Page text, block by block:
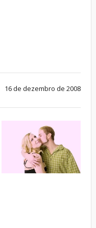
16 de dezembro de 2008